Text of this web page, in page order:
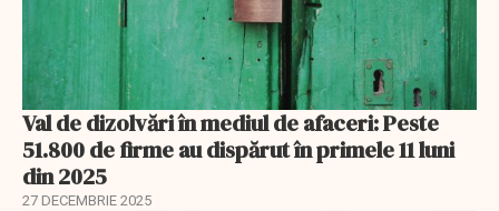
Val de dizolvări în mediul de afaceri: Peste
51.800 de firme au dispărut în primele 11 luni
din 2025
27 DECEMBRIE 2025